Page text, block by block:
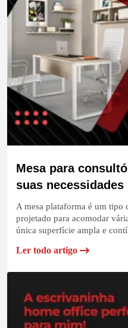
Mesa para
suas necessidades
A mesa plataforma é um tipo
projetado para acomodar
única superfície ampla e
Ler todo artigo